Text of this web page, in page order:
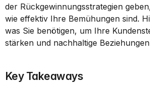
der Rückgewinnungsstrategien
wie effektiv Ihre Bemühungen sind.
was Sie benötigen, um Ihre
stärken und nachhaltige
Key Takeaways